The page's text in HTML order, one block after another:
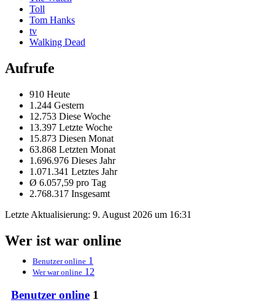
Toll
Tom Hanks
tv
Walking Dead
Aufrufe
910 Heute
1.244 Gestern
12.753 Diese Woche
13.397 Letzte Woche
15.873 Diesen Monat
63.868 Letzten Monat
1.696.976 Dieses Jahr
1.071.341 Letztes Jahr
Ø 6.057,59 pro Tag
2.768.317 Insgesamt
Letzte Aktualisierung: 9. August 2026 um 16:31
Wer ist war online
Benutzer online 1
Wer war online 12
Benutzer online 1